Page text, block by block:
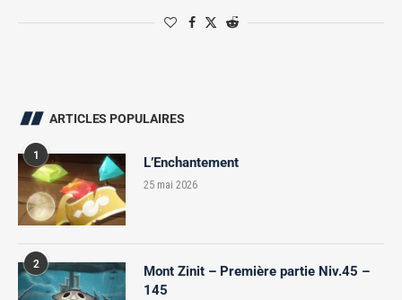
ARTICLES POPULAIRES
1 L’Enchantement
25 mai 2026
2
Mont Zinit – Première partie Niv.45 –
145